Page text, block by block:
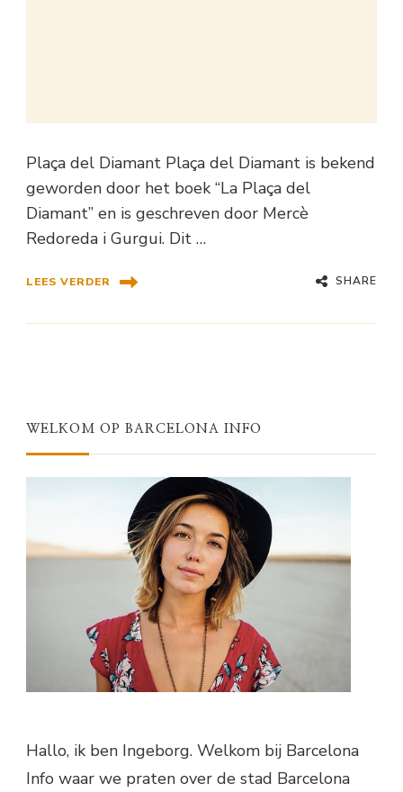
Plaça del Diamant Plaça del Diamant is bekend
geworden door het boek “La Plaça del
Diamant” en is geschreven door Mercè
Redoreda i Gurgui. Dit …
LEES VERDER SHARE
WELKOM OP BARCELONA INFO
Hallo, ik ben Ingeborg. Welkom bij Barcelona
Info waar we praten over de stad Barcelona